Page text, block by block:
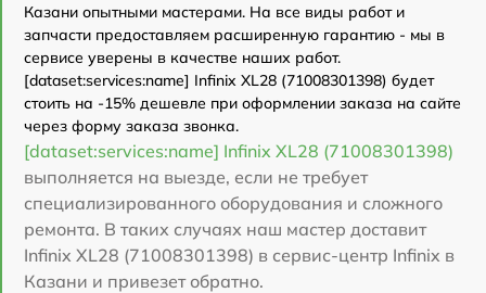
Казани опытными мастерами. На все виды работ и
запчасти предоставляем расширенную гарантию - мы в
сервисе уверены в качестве наших работ.
[dataset:services:name] Infinix XL28 (71008301398) будет
стоить на -15% дешевле при оформлении заказа на сайте
через форму заказа звонка.
[dataset:services:name] Infinix XL28 (71008301398)
выполняется на выезде, если не требует
специализированного оборудования и сложного
ремонта. В таких случаях наш мастер доставит
Infinix XL28 (71008301398) в сервис-центр Infinix в
Казани и привезет обратно.